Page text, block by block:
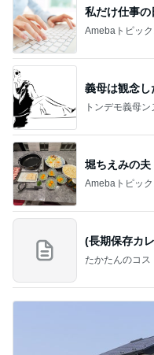
私だけ仕事
Amebaトピック
義母は観念し
トンデモ義母ン
堀ちえみの夫
Amebaトピック
(長期保存カ
たかたんのコス